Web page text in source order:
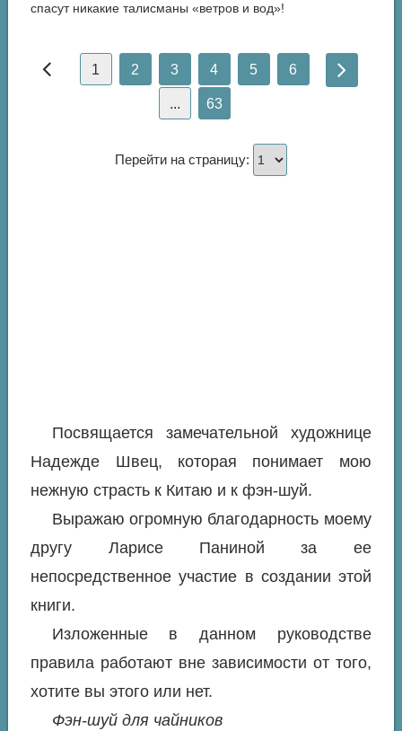
спасут никакие талисманы «ветров и вод»!
1 2 3 4 5 6
... 63
Перейти на страницу:
Посвящается замечательной художнице
Надежде Швец, которая понимает мою
нежную страсть к Китаю и к фэн-шуй.
Выражаю огромную благодарность моему
другу Ларисе Паниной за ее
непосредственное участие в создании этой
книги.
Изложенные в данном руководстве
правила работают вне зависимости от того,
хотите вы этого или нет.
Фэн-шуй для чайников